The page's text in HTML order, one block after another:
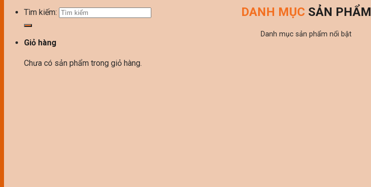
Tìm kiếm:
Giỏ hàng
Chưa có sản phẩm trong giỏ hàng.
DANH MỤC SẢN PHẨM
Danh mục sản phẩm nổi bật